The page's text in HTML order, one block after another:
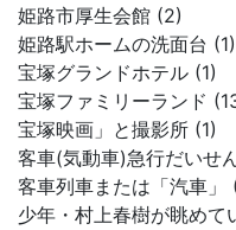
姫路市厚生会館 (2)
姫路駅ホームの洗面台 (1)
宝塚グランドホテル (1)
宝塚ファミリーランド
宝塚映画」と撮影所 (1)
客車(気動車)急行だいせ
客車列車または「汽車」
少年・村上春樹が眺めて